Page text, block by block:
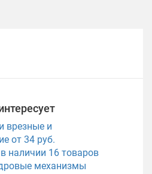
врезные и
от 34 руб.
наличии 16 товаров
механизмы